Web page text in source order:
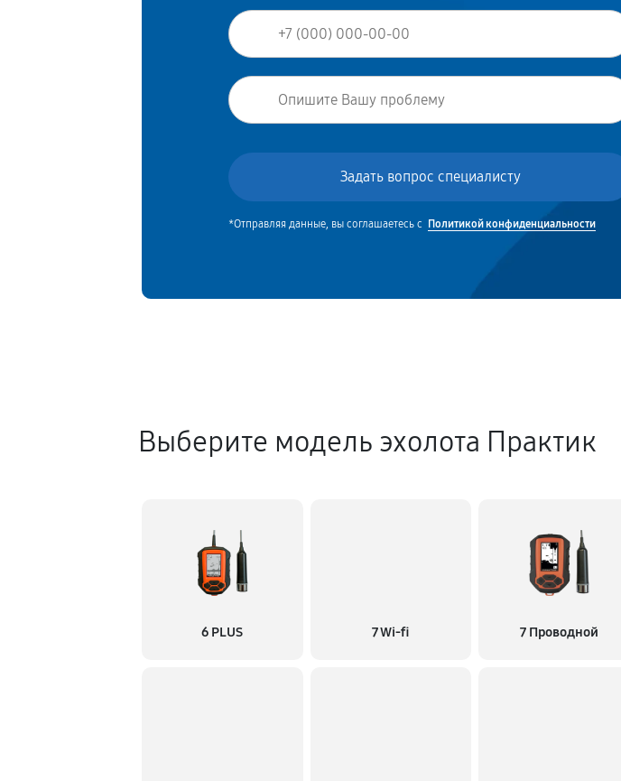
*Отправляя данные, вы соглашаетесь с Политикой конфиденциальности
Выберите модель эхолота Практик
6 PLUS 7 Wi-fi 7 Проводной